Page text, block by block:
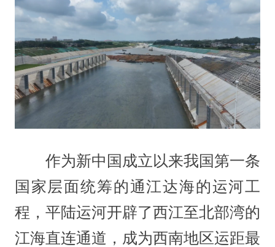
作为新中国成立以来我国第一条
国家层面统筹的通江达海的运河工
程，平陆运河开辟了西江至北部湾的
江海直连通道，成为西南地区运距最